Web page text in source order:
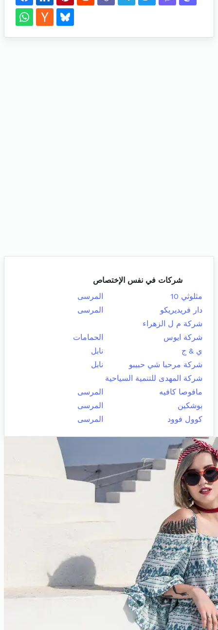
شركات في نفس الإختصاص
مثلوثي 10
المرسى
دار فريديريكو
المرسى
شركة م ل الزهراء
شركة ايوس
الحمامات
ي & ج
نابل
شركة مرحبا شي حبيبو
نابل
شركة المهدى للتنمية السياحية
مافوصا كافيه
المرسى
بوشكين
المرسى
كوول فوود
المرسى